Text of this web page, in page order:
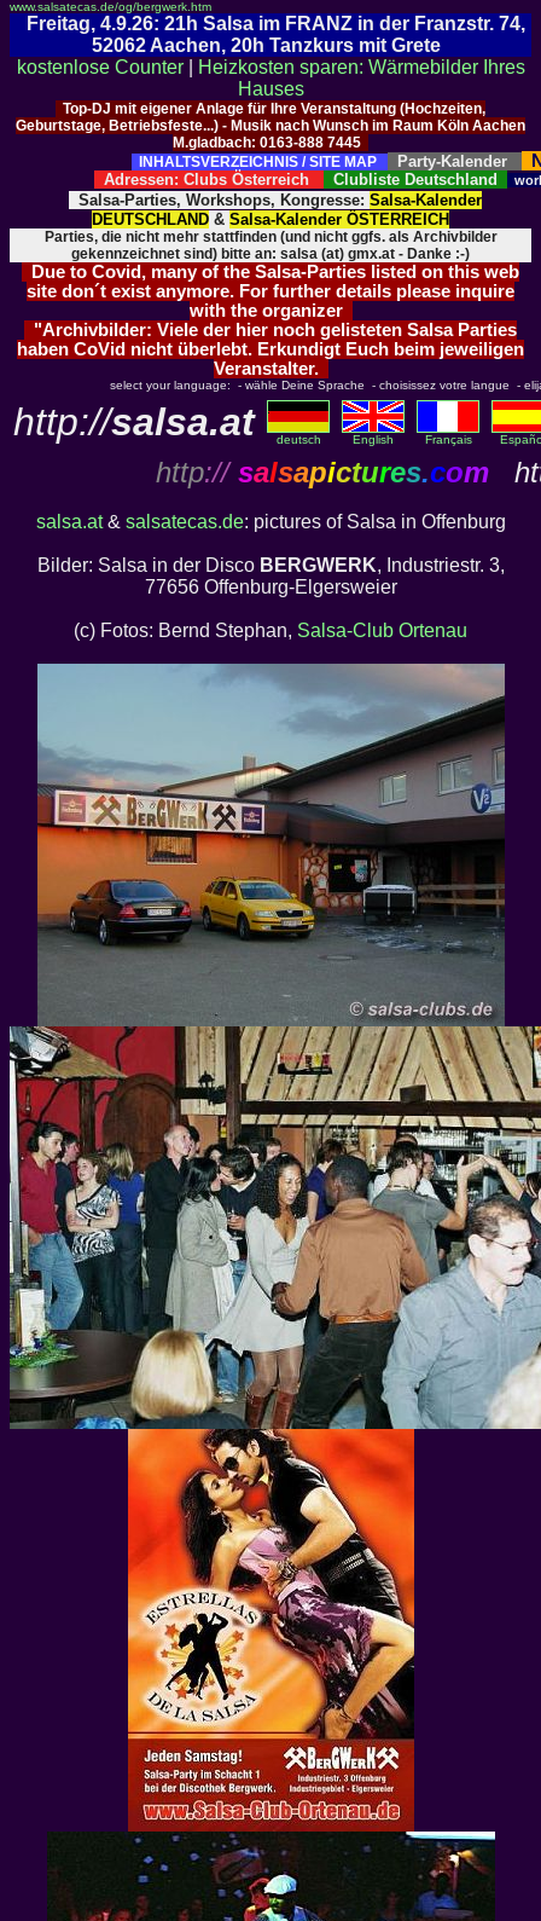
www.salsatecas.de/og/bergwerk.htm
Freitag, 4.9.26: 21h Salsa im FRANZ in der Franzstr. 74,
52062 Aachen, 20h Tanzkurs mit Grete
kostenlose Counter|
Heizkosten sparen: Wärmebilder Ihres
Hauses
Top-DJ mit eigener Anlage für Ihre Veranstaltung (Hochzeiten,
Geburtstage, Betriebsfeste...) - Musik nach Wunsch im Raum Köln Aachen
M.gladbach: 0163-888 7445
INHALTSVERZEICHNIS / SITE MAP
Party-Kalender
Adressen: Clubs Österreich Clubliste Deutschland
Salsa-Parties, Workshops, Kongresse: Salsa-Kalender
DEUTSCHLAND & Salsa-Kalender ÖSTERREICH
Parties, die nicht mehr stattfinden (und nicht ggfs. als Archivbilder
gekennzeichnet sind) bitte an: salsa (at) gmx.at - Danke :-)
Due to Covid, many of the Salsa-Parties listed on this web
site don´t exist anymore. For further details please inquire
with the organizer
"Archivbilder: Viele der hier noch gelisteten Salsa Parties
haben CoVid nicht überlebt. Erkundigt Euch beim jeweiligen
Veranstalter.
select your language: - wähle Deine Sprache - choisissez votre langue -
http://salsa.at deutsch English Français
http:// salsapictures.com
salsa.at& salsatecas.de: pictures of Salsa in Offenburg
Bilder: Salsa in der Disco BERGWERK, Industriestr. 3,
77656 Offenburg-Elgersweier
(c) Fotos: Bernd Stephan, Salsa-Club Ortenau